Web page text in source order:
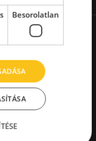
Besorolatlan